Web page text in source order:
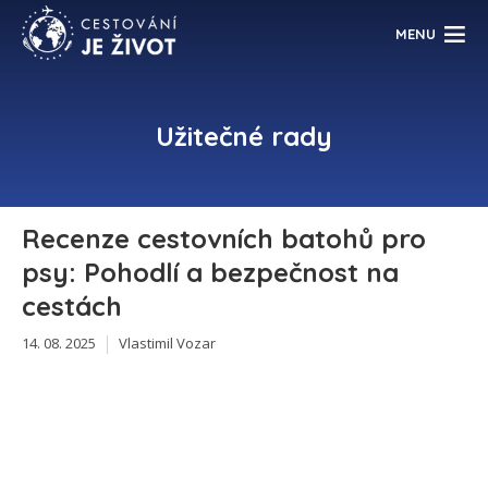
MENU
Užitečné rady
Recenze cestovních batohů pro
psy: Pohodlí a bezpečnost na
cestách
14. 08. 2025 Vlastimil Vozar